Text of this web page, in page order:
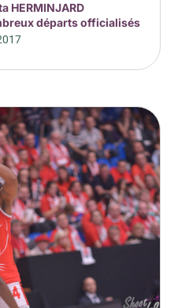
HERMINJARD
départs officialisés